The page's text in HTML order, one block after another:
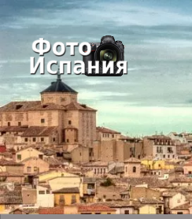
Skip to content